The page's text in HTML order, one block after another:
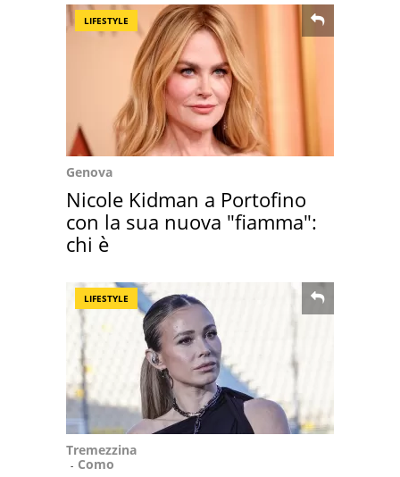
LIFESTYLE
Genova
Nicole Kidman a Portofino
con la sua nuova "fiamma":
chi è
LIFESTYLE
Tremezzina
Como